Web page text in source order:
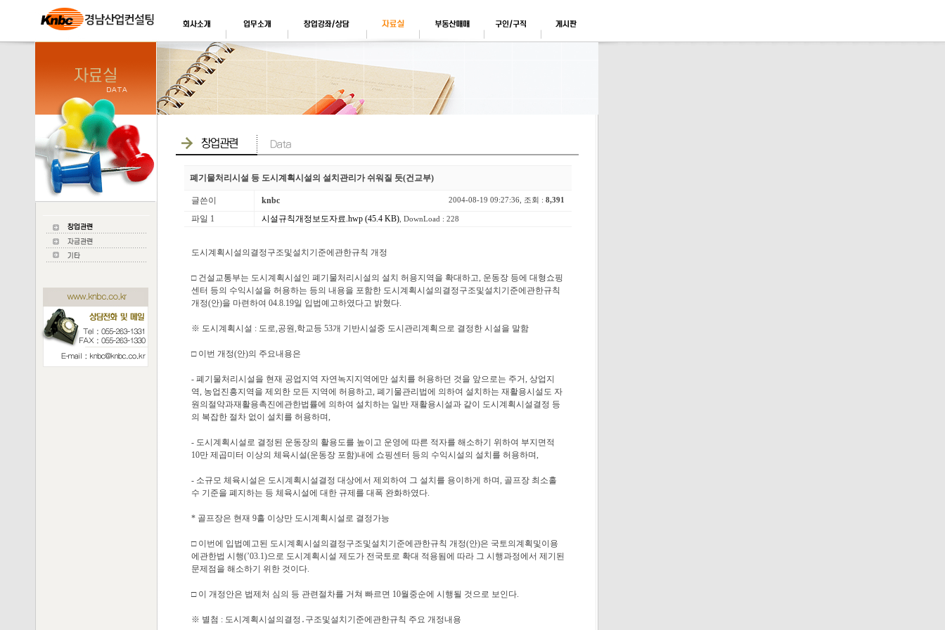
폐기물처리시설 등 도시계획시설의 설치관리가 쉬워질 듯(건교부)
글쓴이 knbc 2004-08-19 09:27:36, 조회 : 8,391
파일 1 시설규칙개정보도자료.hwp (45.4 KB), DownLoad : 228
도시계획시설의결정구조및설치기준에관한규칙 개정
□ 건설교통부는 도시계획시설인 폐기물처리시설의 설치 허용지역을 확대하고, 운동장 등에 대형쇼핑
센터 등의 수익시설을 허용하는 등의 내용을 포함한 도시계획시설의결정구조및설치기준에관한규칙
개정(안)을 마련하여 04.8.19일 입법예고하였다고 밝혔다.
※ 도시계획시설 : 도로,공원,학교등 53개 기반시설중 도시관리계획으로 결정한 시설을 말함
□ 이번 개정(안)의 주요내용은
- 폐기물처리시설을 현재 공업지역 자연녹지지역에만 설치를 허용하던 것을 앞으로는 주거, 상업지
역, 농업진흥지역을 제외한 모든 지역에 허용하고, 폐기물관리법에 의하여 설치하는 재활용시설도 자
원의절약과재활용촉진에관한법률에 의하여 설치하는 일반 재활용시설과 같이 도시계획시설결정 등
의 복잡한 절차 없이 설치를 허용하며,
- 도시계획시설로 결정된 운동장의 활용도를 높이고 운영에 따른 적자를 해소하기 위하여 부지면적
10만 제곱미터 이상의 체육시설(운동장 포함)내에 쇼핑센터 등의 수익시설의 설치를 허용하며,
- 소규모 체육시설은 도시계획시설결정 대상에서 제외하여 그 설치를 용이하게 하며, 골프장 최소홀
수 기준을 폐지하는 등 체육시설에 대한 규제를 대폭 완화하였다.
* 골프장은 현재 9홀 이상만 도시계획시설로 결정가능
□ 이번에 입법예고된 도시계획시설의결정구조및설치기준에관한규칙 개정(안)은 국토의계획및이용
에관한법 시행(’03.1)으로 도시계획시설 제도가 전국토로 확대 적용됨에 따라 그 시행과정에서 제기된
문제점을 해소하기 위한 것이다.
□ 이 개정안은 법제처 심의 등 관련절차를 거쳐 빠르면 10월중순에 시행될 것으로 보인다.
※ 별첨 : 도시계획시설의결정․구조및설치기준에관한규칙 주요 개정내용